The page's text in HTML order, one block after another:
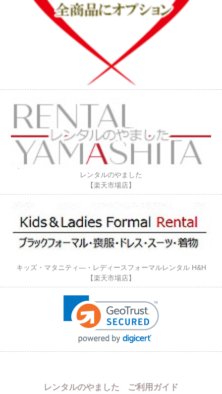
レンタルのやました
【楽天市場店】
キッズ・マタニティ―・レディースフォーマルレンタル H&H
【楽天市場店】
レンタルのやました ご利用ガイド